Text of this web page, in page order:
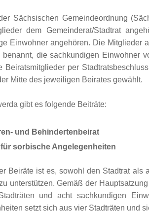
Sächsischen Gemeindeordnung
dem Gemeinderat/Stadtrat
Einwohner angehören. Die Mitglieder
benannt, die sachkundigen Einwohner
Beiratsmitglieder per
Mitte des jeweiligen Beirates gewählt.
gibt es folgende Beiträte:
und Behindertenbeirat
für sorbische Angelegenheiten
Beiräte ist es, sowohl den Stadtrat als
unterstützen. Gemäß der
und acht sachkundigen
setzt sich aus vier Stadträten und